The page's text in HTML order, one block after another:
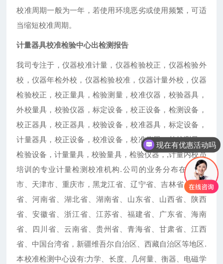
校准周期一般为一年，若使用环境恶劣或使用频繁，可适
当缩短校准周期。
计量器具校准检验中心出检测报告
我司专注于，仪器校准计量，仪器检验校正，仪器检验外
校，仪器年检外校，仪器检验校准，仪器计量外校，仪器
检验校正，校正量具，检验测量，校准仪器，校验器具，
外校量具，校验仪器，标定设备，校正设备，检测设备，
校正器具，校正器具，校验设备，校准器具，标定设备，
计量器具，校正设备，校准设备，校准仪器，外校测量，
检验设备，计量量具，校验量具，检验仪器，,计量内校员
培训的专业计量检测校准机构.公司的业务分布在: 上海
市、天津市、重庆市，黑龙江省、辽宁省、吉林省、河北
省、河南省、湖北省、湖南省、山东省、山西省、陕西
省、安徽省、浙江省、江苏省、福建省、广东省、海南
省、四川省、云南省、贵州省、青海省、甘肃省、江西
省、中国台湾省，新疆维吾尔自治区、西藏自治区等地区.
本校准检测中心设有:力学、长度、几何量、衡器、电磁学
现在有优惠活动吗